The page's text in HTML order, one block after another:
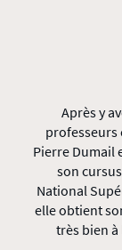
Après y
professeurs
Pierre Dumail
son
National
elle obtient
très bien